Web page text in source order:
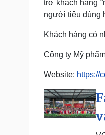
trợ khách hàng
người tiêu dùng
Khách hàng có
Công ty Mỹ
Website: https://